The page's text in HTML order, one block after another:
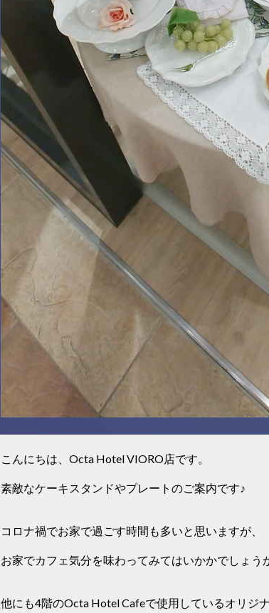
こんにちは、Octa Hotel VIORO店です。
素敵なケーキスタンドやプレートのご案内です♪
コロナ禍でお家で過ごす時間も多いと思いますが、
お家でカフェ気分を味わってみてはいかかでしょう
他にも4階のOcta Hotel Cafeで使用しているオリジ